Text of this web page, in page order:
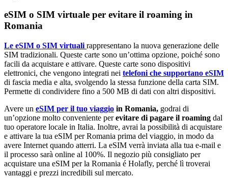
eSIM o SIM virtuale per evitare il roaming in
Romania
Le eSIM o SIM virtuali rappresentano la nuova generazione delle
SIM tradizionali. Queste carte sono un’ottima opzione, poiché sono
facili da acquistare e attivare. Queste carte sono dispositivi
elettronici, che vengono integrati nei telefoni che supportano eSIM
di fascia media e alta, svolgendo la stessa funzione della carta SIM.
Permette di condividere fino a 500 MB di dati con altri dispositivi.
Avere un eSIM per il tuo viaggio in Romania, godrai di
un’opzione molto conveniente perevitare di pagare il roaming dal
tuo operatore locale in Italia. Inoltre, avrai la possibilità di acquistare
e attivare la tua eSIM per Romania prima del viaggio, in modo da
avere Internet quando atterri. La eSIM verrà inviata alla tua e-mail e
il processo sarà online al 100%. Il negozio più consigliato per
acquistare una eSIM per la Romania é Holafly, perché lì troverai
vantaggi e prezzi incredibili sul mercato.